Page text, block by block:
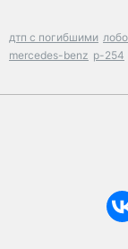
дтп с погибшими
mercedes-benz р-254